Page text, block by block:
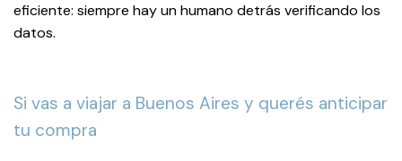
eficiente: siempre hay un humano detrás verificando los
datos.
Si vas a viajar a Buenos Aires y querés anticipar
tu compra